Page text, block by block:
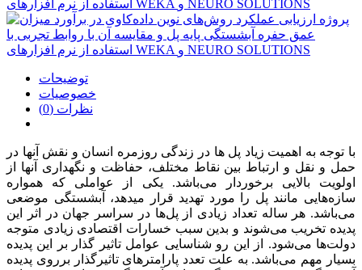
توضیحات
خصوصیات
نظرات (0)
با توجه به اهمیت زیاد پل ها در زندگی روزمره انسان و نقش آنها در
حمل و نقل و ارتباط بین نقاط مختلف، حفاظت و نگهداری آنها از
اولویت بالایی برخوردار می‌باشد. یکی از عواملی که همواره
سازه‌هایی مانند پل را مورد تهدید قرار میدهد، آبشستگی موضعی
می‌باشد. هر ساله تعداد زیادی از پل‌ها در سراسر جهان در اثر این
پدیده تخریب می‌شوند و بدین سبب خسارات اقتصادی زیادی متوجه
دولت‌ها می‌شود. از این رو شناسایی عوامل تاثیر گذار بر این پدیده
بسیار مهم می‌باشد. به علت تعدد پارامترهای تاثیرگذار برروی پدیده